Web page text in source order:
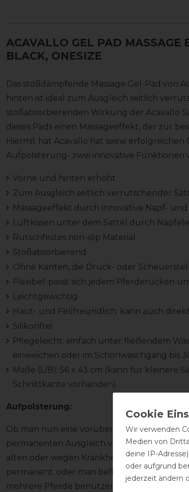
ACAVALLO GEL PAD MASSAGE
BLACK, ONESIZE
Das stoßdämpfende Massage Gel-Pad von
hinten ist ideal zum Ausgleich seitlich
stoßabsorbierenden Wirkung der Acavallo
dieses Pads einen Massageeffekt, der zur
Hiermit hat Acavallo hat seine
Aufpolsterung- zwei innovative Funktionen
Vorne und hinten erhöht
Zum Ausgleich seitlich verrutschender
Massageeffekt durch innovative Napf-
Luftkissen unter dem Sattel durch
Rutschfestes non-slip Material
Stoßabsorbierend
Ohne Kanten, die Druck- oder
Flexibel: passt sich jedem Pferderücken
Leichtgewichtig
Haut- und Fellfreundlich: kann auch
Silikonfrei
Pflegeleicht: einfach unter fließendem
einweichen oder im Schonwaschgang bis
Maße (L/B): 56 x 43 cm (kann für kleinere
Schnittkante vorhanden)
Aufpolsterung:
Ob man nun eine vorübergehende
permanenten Ausgleich von nicht optimal
alten oder wegen Krankheit pausierenden
permanent; oder man befindet sich in der
mehrere Pferde benutzen möchte. Um in
Wir verwenden
Medien von
deine IP-
oder aufgrund
jederzeit ändern